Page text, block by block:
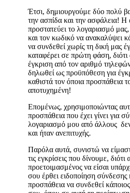
Έτσι, δημιουργούμε δύο πολύ
την ασπίδα και την ασφάλεια! Η
προστατεύει το λογαριασμό μας,
και τον κωδικό να ανακαλύψει
να συνδεθεί χωρίς τη δική μας
καταφέρει σε πρώτη φάση,
έγκριση από τον αριθμό
δηλωθεί ως προϋπόθεση για
καθιστά τον όποια προσπάθεια
αποτυχημένη!
Επομένως, χρησιμοποιώντας
προσπάθεια που έχει γίνει για
λογαριασμό μου από άλλους δεν
και ήταν ανεπιτυχής.
Παρόλα αυτά, συνιστώ να
τις εγκρίσεις που δίνουμε, διότι
προετοιμασμένος να είσαι
σου έρθει ειδοποίηση σύνδεσης
προσπάθεια να συνδεθεί